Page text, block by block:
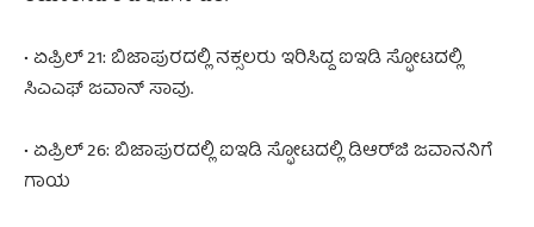
• ಏಪ್ರಿಲ್ 21: ಬಿಜಾಪುರದಲ್ಲಿ ನಕ್ಸಲರು ಇರಿಸಿದ್ದ ಐಇಡಿ ಸ್ಫೋಟದಲ್ಲಿ
ಸಿಎಎಫ್ ಜವಾನ್ ಸಾವು.
• ಏಪ್ರಿಲ್ 26: ಬಿಜಾಪುರದಲ್ಲಿ ಐಇಡಿ ಸ್ಫೋಟದಲ್ಲಿ ಡಿಆರ್‌ಜಿ ಜವಾನನಿಗೆ
ಗಾಯ